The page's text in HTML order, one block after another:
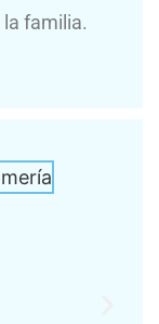
familia.